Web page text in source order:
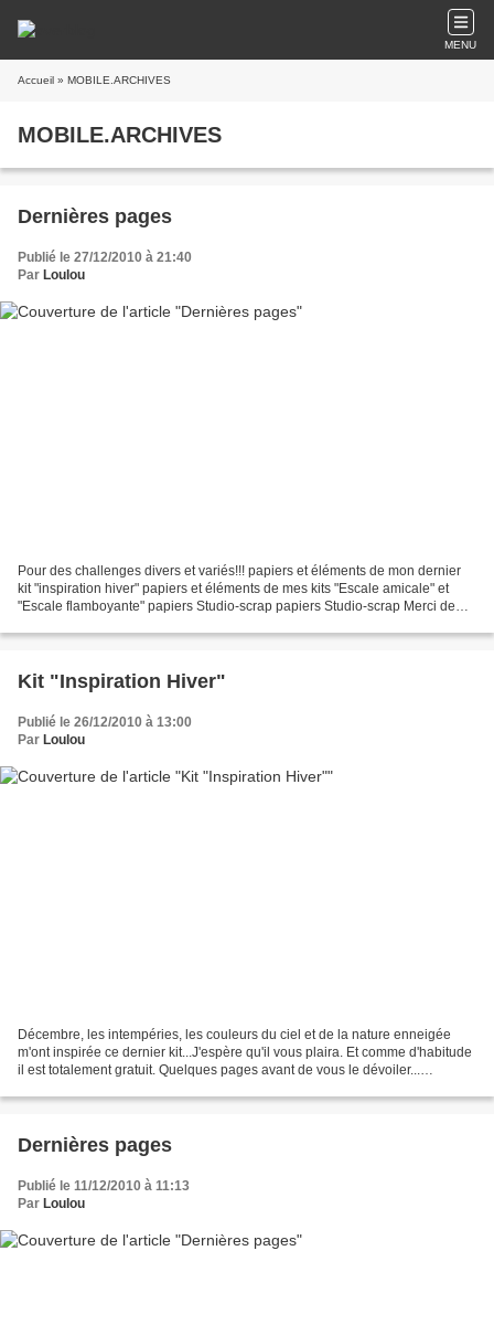
MENU
Accueil » MOBILE.ARCHIVES
MOBILE.ARCHIVES
Dernières pages
Publié le 27/12/2010 à 21:40
Par Loulou
Pour des challenges divers et variés!!! papiers et éléments de mon dernier
kit "inspiration hiver" papiers et éléments de mes kits "Escale amicale" et
"Escale flamboyante" papiers Studio-scrap papiers Studio-scrap Merci de
Kit "Inspiration Hiver"
Publié le 26/12/2010 à 13:00
Par Loulou
Décembre, les intempéries, les couleurs du ciel et de la nature enneigée
m'ont inspirée ce dernier kit...J'espère qu'il vous plaira. Et comme d'habitude
il est totalement gratuit. Quelques pages avant de vous le dévoiler...
Dernières pages
Publié le 11/12/2010 à 11:13
Par Loulou